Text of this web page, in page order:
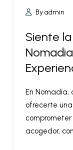
By admin
Siente
En
ofrecerte
acogedor,